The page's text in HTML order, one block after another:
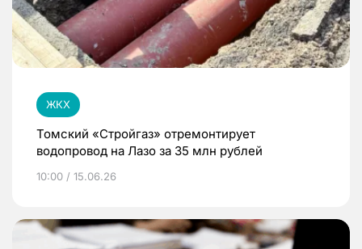
ЖКХ
Томский «Стройгаз» отремонтирует
водопровод на Лазо за 35 млн рублей
10:00 / 15.06.26